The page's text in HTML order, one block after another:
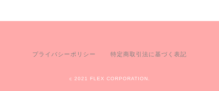
プライバシーポリシー 特定商取引法に基づく表記
c 2021 FLEX CORPORATION.